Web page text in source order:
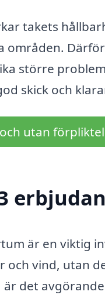
takets
områden.
större
skick och
utan
är en viktig
och vind, utan
det